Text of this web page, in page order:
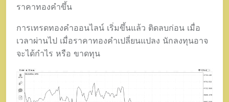
ราคาทองคำขึ้น
การเทรดทองคำออนไลน์ เริ่มขึ้นแล้ว ติดลบก่อน เมื่อ
เวลาผ่านไป เมื่อราคาทองคำเปลี่ยนแปลง นักลงทุนอาจ
จะได้กำไร หรือ ขาดทุน